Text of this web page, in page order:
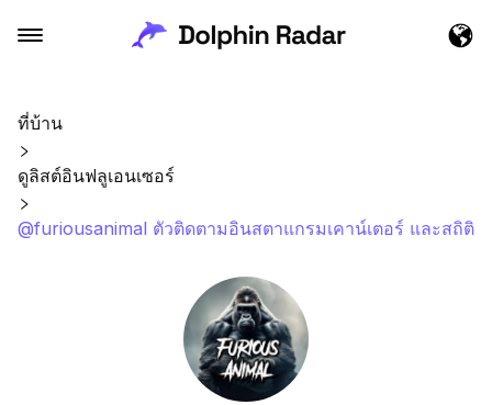
ที่บ้าน
ดูลิสต์อินฟลูเอนเซอร์
@furiousanimal ตัวติดตามอินสตาแกรมเคาน์เตอร์ และสถิติ